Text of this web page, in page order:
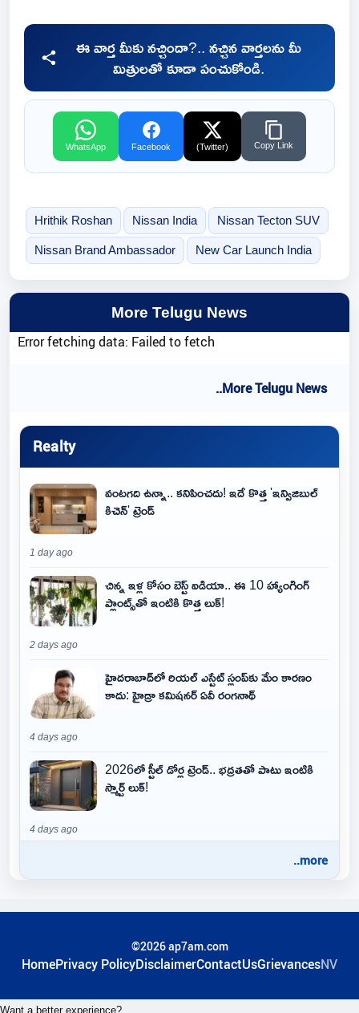
ఈ వార్త మీకు నచ్చిందా?.. నచ్చిన వార్తలను మీ
మిత్రులతో కూడా పంచుకోండి.
WhatsApp Facebook (Twitter) Copy Link
Hrithik Roshan Nissan India Nissan Tecton SUV
Nissan Brand Ambassador New Car Launch India
More Telugu News
Error fetching data: Failed to fetch
..More Telugu News
Realty
వంటగది ఉన్నా.. కనిపించదు! ఇదే కొత్త 'ఇన్విజిబుల్
కిచెన్' ట్రెండ్
1 day ago
చిన్న ఇళ్ల కోసం బెస్ట్ ఐడియా.. ఈ 10 హ్యాంగింగ్
ప్లాంట్స్‌తో ఇంటికి కొత్త లుక్!
2 days ago
హైదరాబాద్‌లో రియల్ ఎస్టేట్ స్లంప్‌కు మేం కారణం
కాదు: హైడ్రా కమిషనర్ ఏవీ రంగనాథ్
4 days ago
2026లో స్టీల్ డోర్ల ట్రెండ్.. భద్రతతో పాటు ఇంటికి
స్మార్ట్ లుక్!
4 days ago
..more
©2026 ap7am.com
HomePrivacy PolicyDisclaimerContactUsGrievancesNV
Want a better experience?